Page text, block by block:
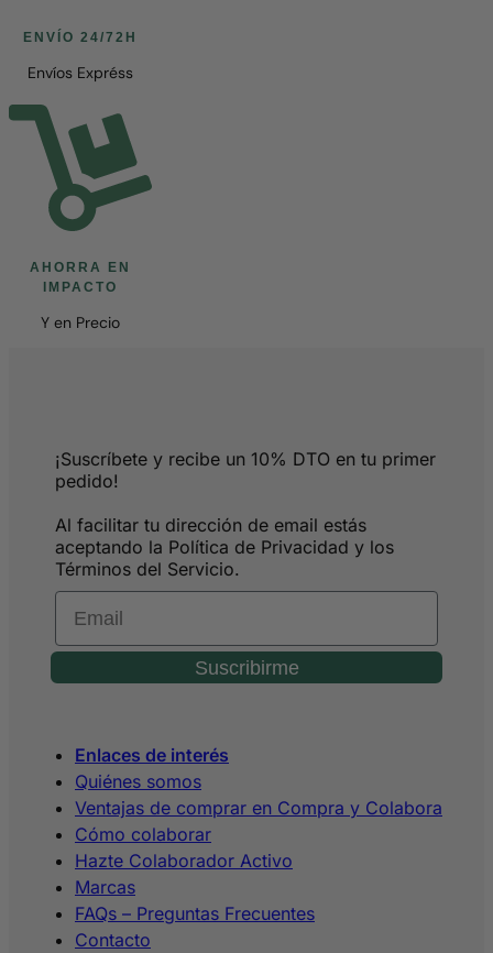
ENVÍO 24/72H
Envíos Expréss
AHORRA EN
IMPACTO
Y en Precio
¡Suscríbete y recibe un 10% DTO en tu primer
pedido!
Al facilitar tu dirección de email estás
aceptando la Política de Privacidad y los
Términos del Servicio.
Email
Suscribirme
Enlaces de interés
Quiénes somos
Ventajas de comprar en Compra y Colabora
Cómo colaborar
Hazte Colaborador Activo
Marcas
FAQs – Preguntas Frecuentes
Contacto